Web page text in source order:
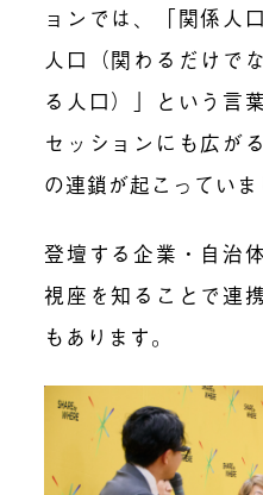
ョンでは、「関係人
人口（関わるだけで
る人口）」という言
セッションにも広が
の連鎖が起こっていま
登壇する企業・自治
視座を知ることで連
もあります。